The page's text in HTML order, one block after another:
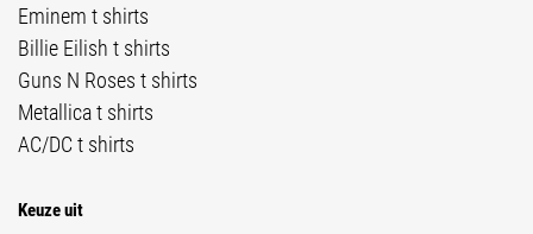
Eminem t shirts
Billie Eilish t shirts
Guns N Roses t shirts
Metallica t shirts
AC/DC t shirts
Keuze uit